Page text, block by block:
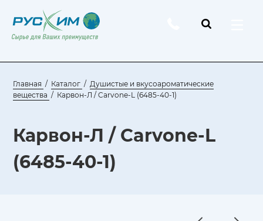
Главная Каталог
Душистые и вкусоароматические
вещества
Карвон-Л / Carvone-L (6485-40-1)
Карвон-Л / Carvone-L
(6485-40-1)